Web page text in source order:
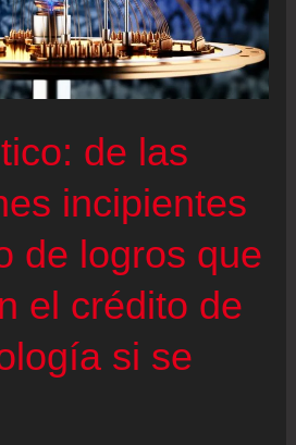
de las
incipientes
de logros que
el crédito de
si se